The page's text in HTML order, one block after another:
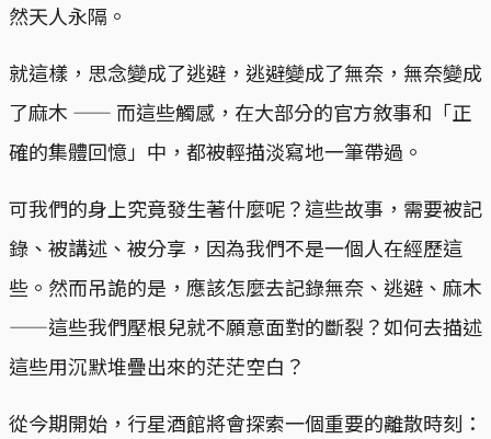
然天人永隔。
就這樣，思念變成了逃避，逃避變成了無奈，無奈變成
了麻木 —— 而這些觸感，在大部分的官方敘事和「正
確的集體回憶」中，都被輕描淡寫地一筆帶過。
可我們的身上究竟發生著什麼呢？這些故事，需要被記
錄、被講述、被分享，因為我們不是一個人在經歷這
些。然而吊詭的是，應該怎麼去記錄無奈、逃避、麻木
——這些我們壓根兒就不願意面對的斷裂？如何去描述
這些用沉默堆疊出來的茫茫空白？
從今期開始，行星酒館將會探索一個重要的離散時刻：